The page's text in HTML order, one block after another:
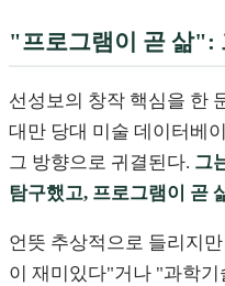
"프로그램이 곧 삶":
선성보의 창작 핵심을 한
대만 당대 미술 데이터베
그 방향으로 귀결된다. 그
탐구했고, 프로그램이 곧
언뜻 추상적으로 들리지
이 재미있다"거나 "과학